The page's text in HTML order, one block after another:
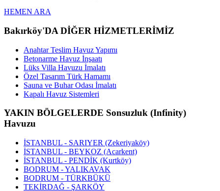
HEMEN ARA
Bakırköy'DA DİĞER HİZMETLERİMİZ
Anahtar Teslim Havuz Yapımı
Betonarme Havuz İnşaatı
Lüks Villa Havuzu İmalatı
Özel Tasarım Türk Hamamı
Sauna ve Buhar Odası İmalatı
Kapalı Havuz Sistemleri
YAKIN BÖLGELERDE Sonsuzluk (Infinity)
Havuzu
İSTANBUL - SARIYER (Zekeriyaköy)
İSTANBUL - BEYKOZ (Acarkent)
İSTANBUL - PENDİK (Kurtköy)
BODRUM - YALIKAVAK
BODRUM - TÜRKBÜKÜ
TEKİRDAĞ - ŞARKÖY